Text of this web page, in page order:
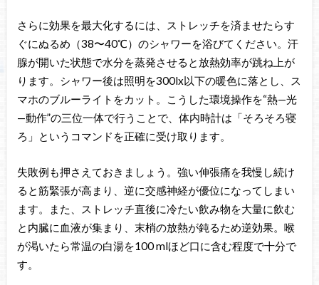
さらに効果を最大化するには、ストレッチを済ませたらす
ぐにぬるめ（38〜40℃）のシャワーを浴びてください。汗
腺が開いた状態で水分を蒸発させると放熱効率が跳ね上が
ります。シャワー後は照明を300lx以下の暖色に落とし、ス
マホのブルーライトをカット。こうした環境操作を“熱—光
—動作”の三位一体で行うことで、体内時計は「そろそろ寝
ろ」というコマンドを正確に受け取ります。
失敗例も押さえておきましょう。強い伸張痛を我慢し続け
ると筋緊張が高まり、逆に交感神経が優位になってしまい
ます。また、ストレッチ直後に冷たい飲み物を大量に飲む
と内臓に血液が集まり、末梢の放熱が鈍るため逆効果。喉
が渇いたら常温の白湯を100 mlほど口に含む程度で十分で
す。